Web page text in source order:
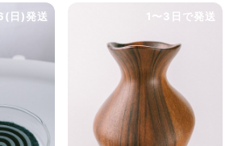
日)発送 1〜3日で発送